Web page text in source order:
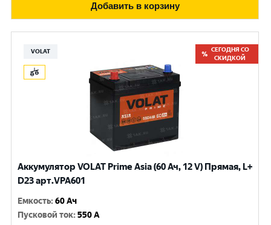
Добавить в корзину
VOLAT
СЕГОДНЯ СО
СКИДКОЙ
Аккумулятор VOLAT Prime Asia (60 Ач, 12 V) Прямая, L+
D23 арт.VPA601
Емкость:60 Ач
Пусковой ток:550 A